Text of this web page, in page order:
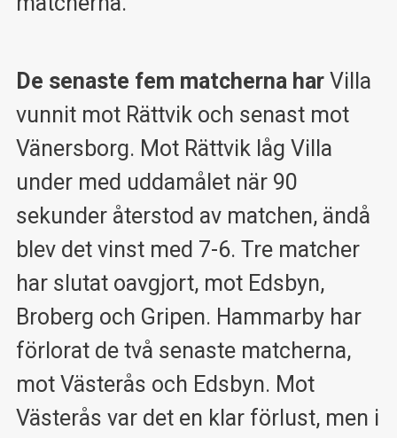
De senaste fem matcherna harVilla
vunnit mot Rättvik och senast mot
Vänersborg. Mot Rättvik låg Villa
under med uddamålet när 90
sekunder återstod av matchen, ändå
blev det vinst med 7-6. Tre matcher
har slutat oavgjort, mot Edsbyn,
Broberg och Gripen. Hammarby har
förlorat de två senaste matcherna,
mot Västerås och Edsbyn. Mot
Västerås var det en klar förlust, men i